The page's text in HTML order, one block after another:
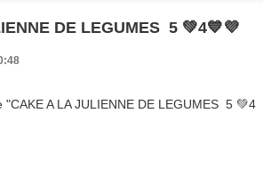
DE LEGUMES 5 💚4💙💜